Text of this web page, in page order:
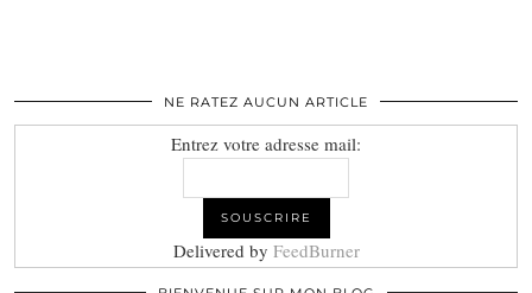
NE RATEZ AUCUN ARTICLE
Entrez votre adresse mail:
Delivered by FeedBurner